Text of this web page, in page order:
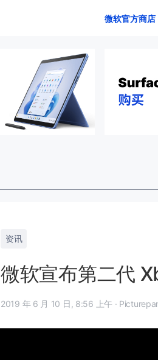
微软官方商店
资讯
微软宣布第二代
2019 年 6 月 10 日, 8:56 上午 ·